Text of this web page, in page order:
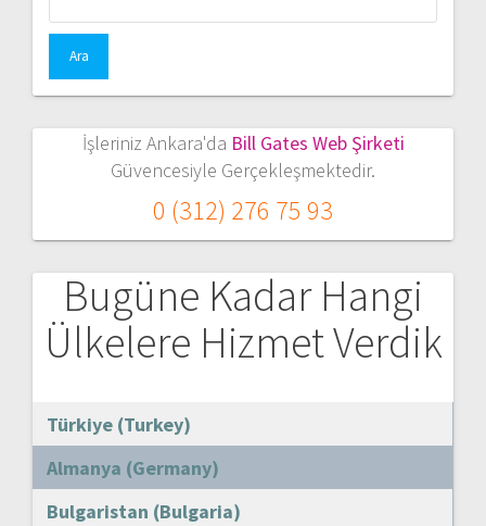
İşleriniz Ankara'da Bill Gates Web Şirketi
Güvencesiyle Gerçekleşmektedir.
0 (312) 276 75 93
Bugüne Kadar Hangi
Ülkelere Hizmet Verdik
Türkiye (Turkey)
Almanya (Germany)
Bulgaristan (Bulgaria)